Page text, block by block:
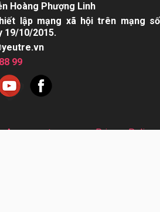
Hoàng Phượng Linh
lập mạng xã hội trên mạng số
19/10/2015.
99
Agreement
Privacy Policy